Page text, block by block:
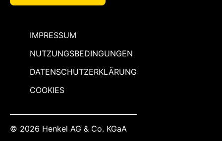
IMPRESSUM
NUTZUNGSBEDINGUNGEN
DATENSCHUTZERKLÄRUNG
COOKIES
© 2026 Henkel AG & Co. KGaA